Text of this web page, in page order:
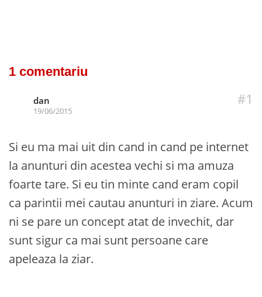
1 comentariu
#1
dan
19/06/2015
Si eu ma mai uit din cand in cand pe internet
la anunturi din acestea vechi si ma amuza
foarte tare. Si eu tin minte cand eram copil
ca parintii mei cautau anunturi in ziare. Acum
ni se pare un concept atat de invechit, dar
sunt sigur ca mai sunt persoane care
apeleaza la ziar.